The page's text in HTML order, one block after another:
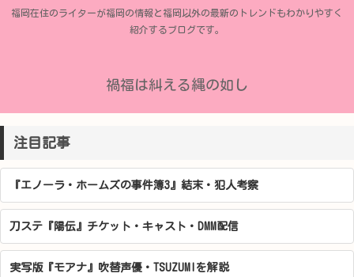
福岡在住のライターが福岡の情報と福岡以外の最新のトレンドもわかりやすく
紹介するブログです。
禍福は糾える縄の如し
注目記事
『エノーラ・ホームズの事件簿3』結末・犯人考察
刀ステ『陽伝』チケット・キャスト・DMM配信
実写版『モアナ』吹替声優・TSUZUMIを解説